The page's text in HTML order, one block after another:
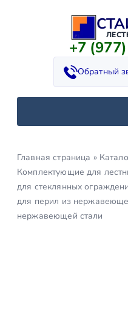
+7
Обратный
Главная страница »
Комплектующие для
для стеклянных
для перил из
нержавеющей стали